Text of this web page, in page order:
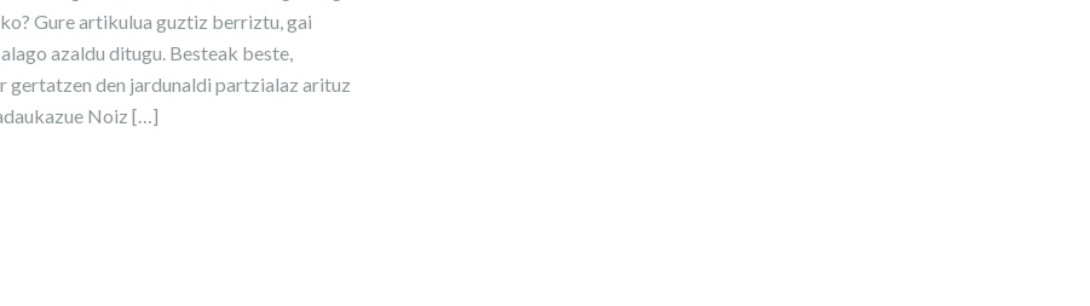
Gure artikulua guztiz berriztu, gai
azaldu ditugu. Besteak beste,
den jardunaldi partzialaz arituz
Noiz […]